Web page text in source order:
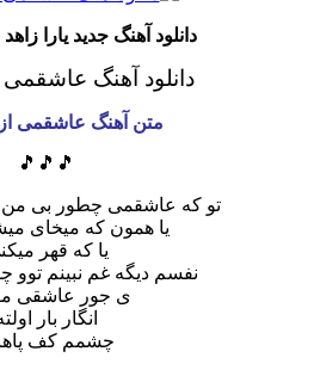
دانلود آهنگ جدید یارا
دانلود آهنگ عاشقمی
متن آهنگ عاشقمی
🎵🎵🎵
تو که عاشقمی چطور بی
یا همون که میخای
یا که قهر
نفسم دیگه غم نبینم
ی جور عاشقی
انگار بار
چشمم کف